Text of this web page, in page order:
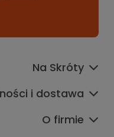
Na Skróty
i dostawa
O firmie